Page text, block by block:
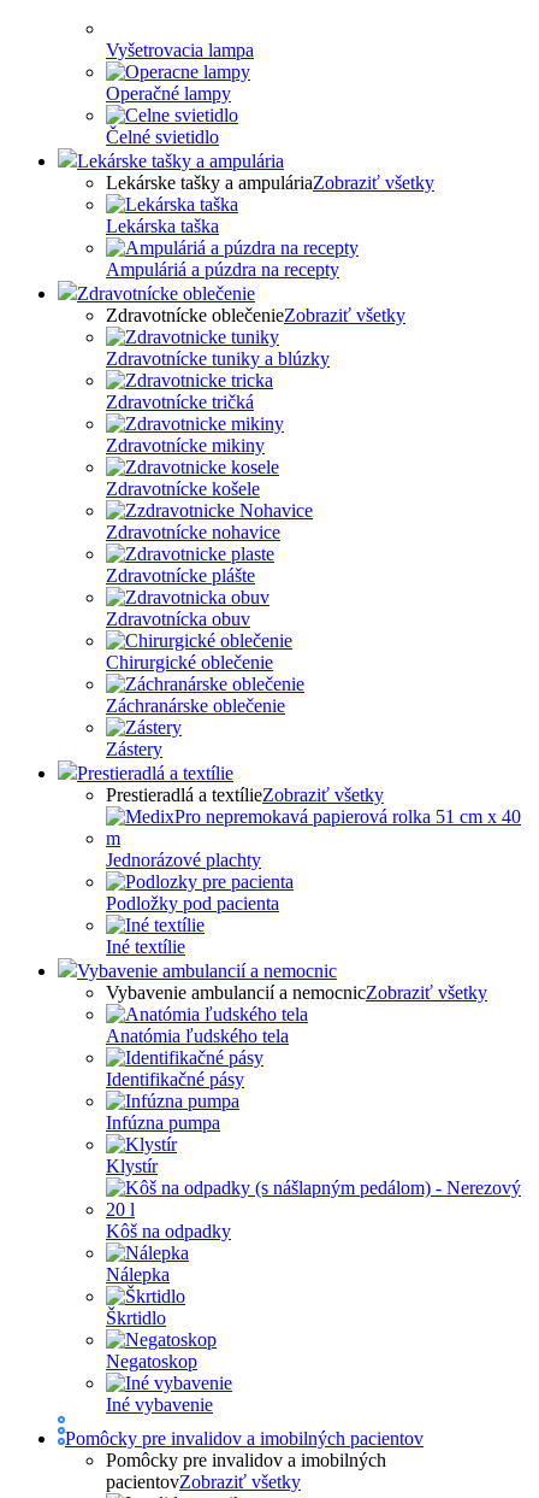
Vyšetrovacia lampa
Operačné lampy
Čelné svietidlo
Lekárske tašky a ampulária
Lekárske tašky a ampuláriaZobraziť všetky
Lekárska taška
Ampuláriá a púzdra na recepty
Zdravotnícke oblečenie
Zdravotnícke oblečenieZobraziť všetky
Zdravotnícke tuniky a blúzky
Zdravotnícke tričká
Zdravotnícke mikiny
Zdravotnícke košele
Zdravotnícke nohavice
Zdravotnícke plášte
Zdravotnícka obuv
Chirurgické oblečenie
Záchranárske oblečenie
Zástery
Prestieradlá a textílie
Prestieradlá a textílieZobraziť všetky
Jednorázové plachty
Podložky pod pacienta
Iné textílie
Vybavenie ambulancií a nemocnic
Vybavenie ambulancií a nemocnicZobraziť všetky
Anatómia ľudského tela
Identifikačné pásy
Infúzna pumpa
Klystír
Kôš na odpadky
Nálepka
Škrtidlo
Negatoskop
Iné vybavenie
Pomôcky pre invalidov a imobilných pacientov
Pomôcky pre invalidov a imobilných
pacientovZobraziť všetky